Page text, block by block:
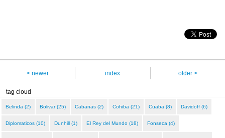
< newer index older >
tag cloud
Belinda (2) Bolivar (25) Cabanas (2) Cohiba (21) Cuaba (8) Davidoff (6)
Diplomaticos (10) Dunhill (1) El Rey del Mundo (18) Fonseca (4)